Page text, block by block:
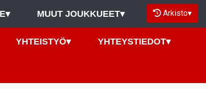
▾ MUUT JOUKKUEET▾ Arkisto▾
YHTEISTYÖ▾ YHTEYSTIEDOT▾